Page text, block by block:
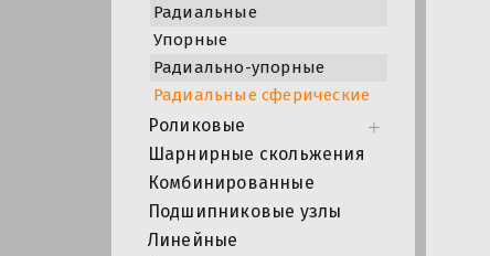
Радиальные
Упорные
Радиально-упорные
Радиальные сферические
Роликовые
Шарнирные скольжения
Комбинированные
Подшипниковые узлы
Линейные